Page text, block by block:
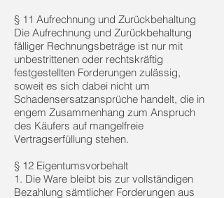
§ 11 Aufrechnung und Zurückbehaltung
Die Aufrechnung und Zurückbehaltung
fälliger Rechnungsbeträge ist nur mit
unbestrittenen oder rechtskräftig
festgestellten Forderungen zulässig,
soweit es sich dabei nicht um
Schadensersatzansprüche handelt, die in
engem Zusammenhang zum Anspruch
des Käufers auf mangelfreie
Vertragserfüllung stehen.
§ 12 Eigentumsvorbehalt
1. Die Ware bleibt bis zur vollständigen
Bezahlung sämtlicher Forderungen aus